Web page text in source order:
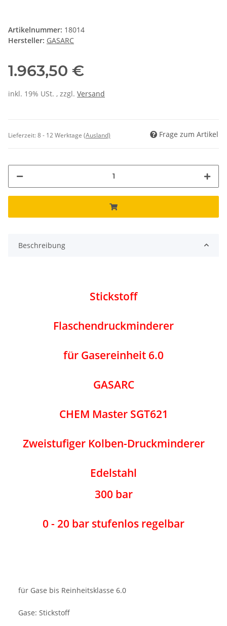
Artikelnummer: 18014
Hersteller: GASARC
1.963,50 €
inkl. 19% USt. , zzgl. Versand
Lieferzeit:8 - 12 Werktage (Ausland) Frage zum Artikel
Beschreibung
Stickstoff
Flaschendruckminderer
für Gasereinheit 6.0
GASARC
CHEM Master SGT621
Zweistufiger Kolben-Druckminderer
Edelstahl
300 bar
0 - 20 bar stufenlos regelbar
für Gase bis Reinheitsklasse 6.0
Gase: Stickstoff